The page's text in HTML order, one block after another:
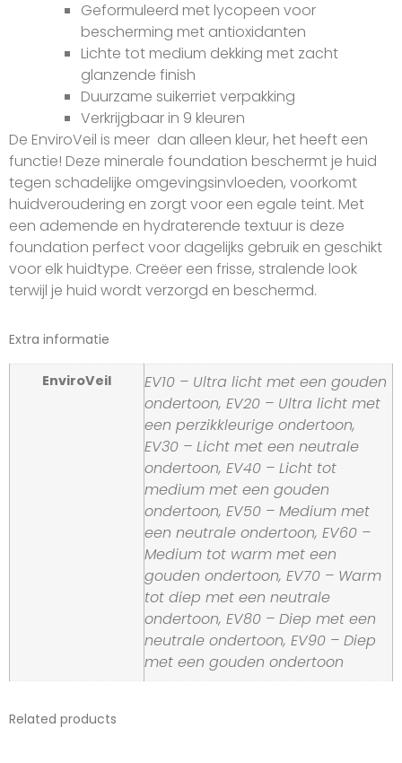
Geformuleerd met lycopeen voor
bescherming met antioxidanten
Lichte tot medium dekking met zacht
glanzende finish
Duurzame suikerriet verpakking
Verkrijgbaar in 9 kleuren
De EnviroVeil is meer dan alleen kleur, het heeft een
functie! Deze minerale foundation beschermt je huid
tegen schadelijke omgevingsinvloeden, voorkomt
huidveroudering en zorgt voor een egale teint. Met
een ademende en hydraterende textuur is deze
foundation perfect voor dagelijks gebruik en geschikt
voor elk huidtype. Creëer een frisse, stralende look
terwijl je huid wordt verzorgd en beschermd.
Extra informatie
EnviroVeil
EV10 – Ultra licht met een gouden
ondertoon, EV20 – Ultra licht met
een perzikkleurige ondertoon,
EV30 – Licht met een neutrale
ondertoon, EV40 – Licht tot
medium met een gouden
ondertoon, EV50 – Medium met
een neutrale ondertoon, EV60 –
Medium tot warm met een
gouden ondertoon, EV70 – Warm
tot diep met een neutrale
ondertoon, EV80 – Diep met een
neutrale ondertoon, EV90 – Diep
met een gouden ondertoon
Related products